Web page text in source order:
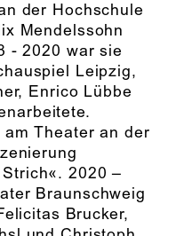
der Hochschule
Mendelssohn
- 2020 war sie
Leipzig,
Enrico Lübbe
Theater an der
2020 –
Braunschweig
Brucker,